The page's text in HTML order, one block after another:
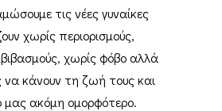
τις νέες γυναίκες
χωρίς περιορισμούς,
χωρίς φόβο αλλά
να κάνουν τη ζωή τους και
μας ακόμη ομορφότερο.